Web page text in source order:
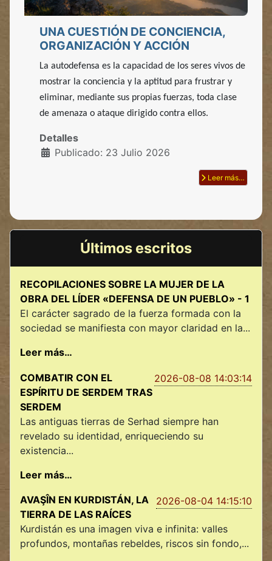
UNA CUESTIÓN DE CONCIENCIA,
ORGANIZACIÓN Y ACCIÓN
La autodefensa es la capacidad de los seres vivos de
mostrar la conciencia y la aptitud para frustrar y
eliminar, mediante sus propias fuerzas, toda clase
de amenaza o ataque dirigido contra ellos.
Detalles
Publicado: 23 Julio 2026
Leer más…
Últimos escritos
RECOPILACIONES SOBRE LA MUJER DE LA
OBRA DEL LÍDER «DEFENSA DE UN PUEBLO» - 1
El carácter sagrado de la fuerza formada con la
sociedad se manifiesta con mayor claridad en la...
Leer más…
2026-08-08 14:03:14
COMBATIR CON EL
ESPÍRITU DE SERDEM TRAS
SERDEM
Las antiguas tierras de Serhad siempre han
revelado su identidad, enriqueciendo su
existencia...
Leer más…
2026-08-04 14:15:10
AVAŞÎN EN KURDISTÁN, LA
TIERRA DE LAS RAÍCES
Kurdistán es una imagen viva e infinita: valles
profundos, montañas rebeldes, riscos sin fondo,...